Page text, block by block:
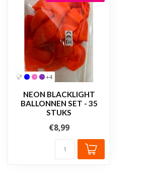
+4
NEON BLACKLIGHT
BALLONNEN SET - 35
STUKS
€8,99